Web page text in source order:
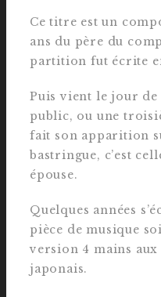
Ce titre est un
ans du père du
partition fut écrite
Puis vient le jour
public, ou une
fait son apparition
bastringue, c’est
épouse.
Quelques années
pièce de musique
version 4 mains aux
japonais.